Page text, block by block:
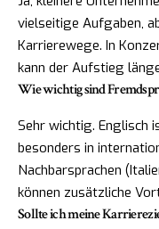
vielseitige Aufgaben,
Karrierewege. In
kann der Aufstieg
Wie wichtig sind
Sehr wichtig. Englisch
besonders in
Nachbarsprachen
können zusätzliche
Sollte ich meine